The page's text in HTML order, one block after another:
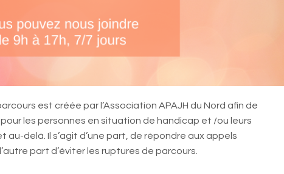
est créée par l’Association APAJH du Nord afin de
les personnes en situation de handicap et /ou leurs
delà. Il s’agit d’une part, de répondre aux appels
part d’éviter les ruptures de parcours.